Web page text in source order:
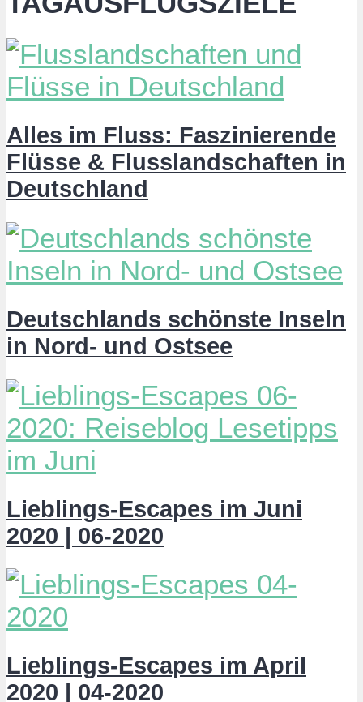
Alles im Fluss: Faszinierende
Flüsse & Flusslandschaften in
Deutschland
Deutschlands schönste Inseln
in Nord- und Ostsee
Lieblings-Escapes im Juni
2020 | 06-2020
Lieblings-Escapes im April
2020 | 04-2020